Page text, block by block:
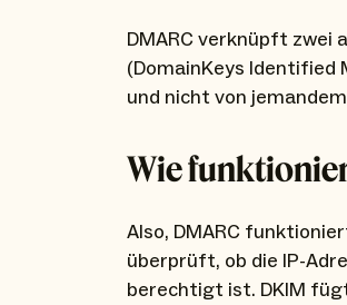
DMARC verknüpft zwei
(DomainKeys Identified
und nicht von
Wie
Also, DMARC
überprüft, ob die IP-
berechtigt ist. DKIM